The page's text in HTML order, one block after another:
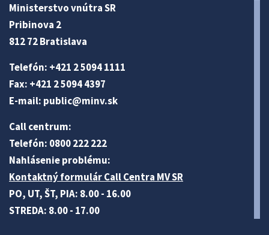
Ministerstvo vnútra SR
Pribinova 2
812 72 Bratislava
Telefón: +421 2 5094 1111
Fax: +421 2 5094 4397
E-mail: public@minv.sk
Call centrum:
Telefón: 0800 222 222
Nahlásenie problému:
Kontaktný formulár Call Centra MV SR
PO, UT, ŠT, PIA: 8.00 - 16.00
STREDA: 8.00 - 17.00